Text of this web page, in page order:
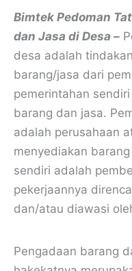
Bimtek Pedoman
dan Jasa di Desa –
desa adalah
barang/jasa dari
pemerintahan
barang dan jasa.
adalah perusahaan
menyediakan
sendiri adalah
pekerjaannya
dan/atau diawasi
Pengadaan barang